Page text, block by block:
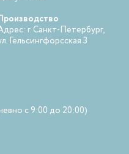
г. Санкт-Петербург,
Гельсингфорсская 3
с 9:00 до 20:00)